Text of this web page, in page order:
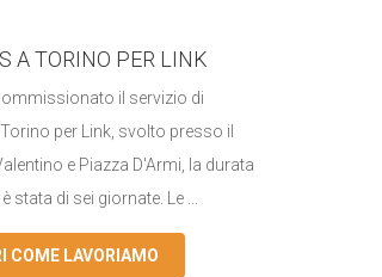
A TORINO PER LINK
il servizio di
per Link, svolto presso il
e Piazza D'Armi, la durata
stata di sei giornate. Le ...
COME LAVORIAMO